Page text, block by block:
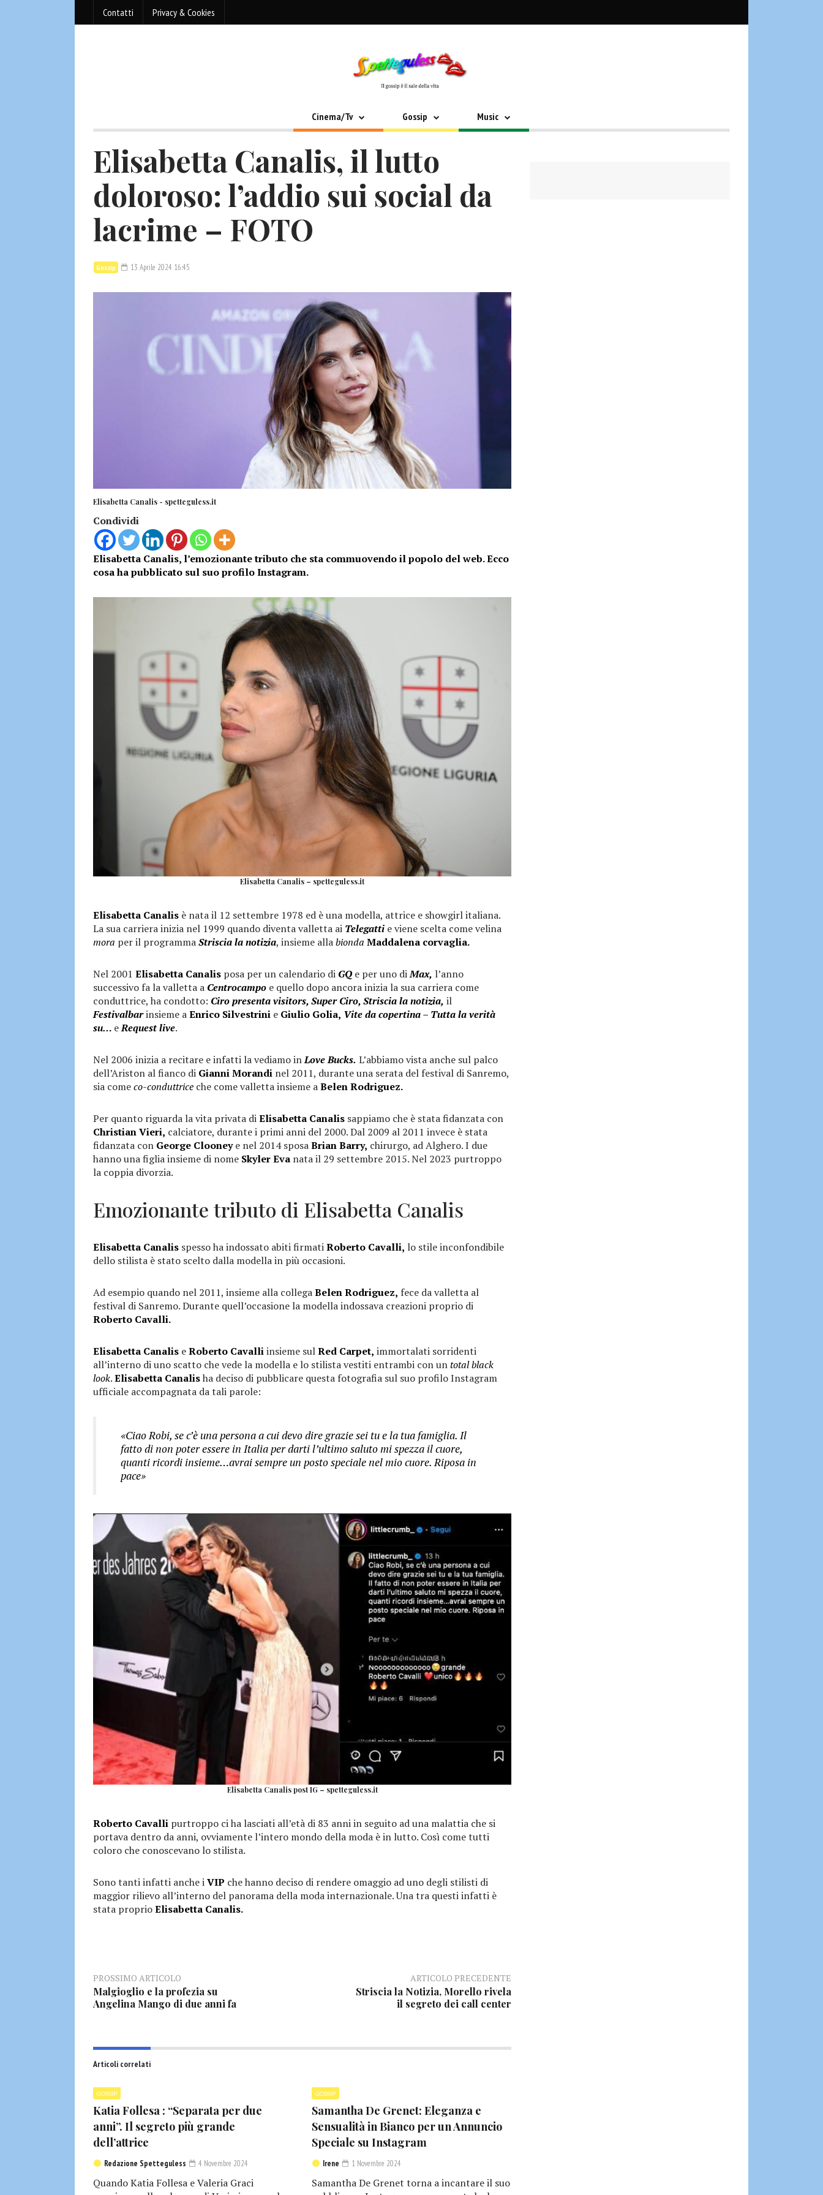
Contatti Privacy & Cookies
Cinema/Tv Gossip Music
Elisabetta Canalis, il lutto
doloroso: l’addio sui social da
lacrime – FOTO
Gossip 13 Aprile 2024 16:45
Elisabetta Canalis - spetteguless.it
Condividi
Elisabetta Canalis, l’emozionante tributo che sta commuovendo il popolo del web. Ecco
cosa ha pubblicato sul suo profilo Instagram.
Elisabetta Canalis – spetteguless.it
Elisabetta Canalis è nata il 12 settembre 1978 ed è una modella, attrice e showgirl italiana.
La sua carriera inizia nel 1999 quando diventa valletta ai Telegatti e viene scelta come velina
mora per il programmaStriscia la notizia, insieme allabionda Maddalena corvaglia.
Nel 2001 Elisabetta Canalis posa per un calendario di GQ e per uno diMax, l’anno
successivo fa la valletta a Centrocampo e quello dopo ancora inizia la sua carriera come
conduttrice, ha condotto: Ciro presenta visitors, Super Ciro, Striscia la notizia, il
Festivalbarinsieme aEnrico Silvestrini e Giulio Golia, Vite da copertina – Tutta la verità
su… eRequest live.
Nel 2006 inizia a recitare e infatti la vediamo inLove Bucks. L’abbiamo vista anche sul palco
dell’Ariston al fianco di Gianni Morandi nel 2011, durante una serata del festival di Sanremo,
sia comeco-conduttrice che come valletta insieme aBelen Rodriguez.
Per quanto riguarda la vita privata diElisabetta Canalis sappiamo che è stata fidanzata con
Christian Vieri, calciatore, durante i primi anni del 2000. Dal 2009 al 2011 invece è stata
fidanzata con George Clooneye nel 2014 sposaBrian Barry, chirurgo, ad Alghero. I due
hanno una figlia insieme di nome Skyler Eva nata il 29 settembre 2015. Nel 2023 purtroppo
la coppia divorzia.
Emozionante tributo di Elisabetta Canalis
Elisabetta Canalis spesso ha indossato abiti firmatiRoberto Cavalli, lo stile inconfondibile
dello stilista è stato scelto dalla modella in più occasioni.
Ad esempio quando nel 2011, insieme alla collegaBelen Rodriguez, fece da valletta al
festival di Sanremo. Durante quell’occasione la modella indossava creazioni proprio di
Roberto Cavalli.
Elisabetta Canalis eRoberto Cavalliinsieme sulRed Carpet, immortalati sorridenti
all’interno di uno scatto che vede la modella e lo stilista vestiti entrambi con untotal black
look.Elisabetta Canalisha deciso di pubblicare questa fotografia sul suo profilo Instagram
ufficiale accompagnata da tali parole:
«Ciao Robi, se c’è una persona a cui devo dire grazie sei tu e la tua famiglia. Il
fatto di non poter essere in Italia per darti l’ultimo saluto mi spezza il cuore,
quanti ricordi insieme…avrai sempre un posto speciale nel mio cuore. Riposa in
pace»
Elisabetta Canalis post IG – spetteguless.it
Roberto Cavalli purtroppo ci ha lasciati all’età di 83 anni in seguito ad una malattia che si
portava dentro da anni, ovviamente l’intero mondo della moda è in lutto. Così come tutti
coloro che conoscevano lo stilista.
Sono tanti infatti anche iVIP che hanno deciso di rendere omaggio ad uno degli stilisti di
maggior rilievo all’interno del panorama della moda internazionale. Una tra questi infatti è
stata proprioElisabetta Canalis.
PROSSIMO ARTICOLO
Malgioglio e la profezia su
Angelina Mango di due anni fa
ARTICOLO PRECEDENTE
Striscia la Notizia, Morello rivela
il segreto dei call center
Articoli correlati
GOSSIP
Katia Follesa : “Separata per due
anni”. Il segreto più grande
dell’attrice
Redazione Spetteguless 4 Novembre 2024
Quando Katia Follesa e Valeria Graci
GOSSIP
Samantha De Grenet: Eleganza e
Sensualità in Bianco per un Annuncio
Speciale su Instagram
Irene 1 Novembre 2024
Samantha De Grenet torna a incantare il suo